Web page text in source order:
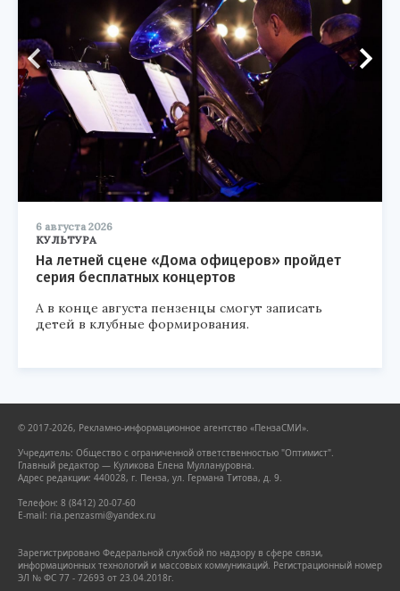
6 августа 2026
КУЛЬТУРА
На летней сцене «Дома офицеров» пройдет
серия бесплатных концертов
А в конце августа пензенцы смогут записать
детей в клубные формирования.
© 2017-2026, Рекламно-информационное агентство «ПензаСМИ».
Учредитель: Общество с ограниченной ответственностью "Оптимист".
Главный редактор — Куликова Елена Муллануровна.
Адрес редакции: 440028, г. Пенза, ул. Германа Титова, д. 9.
Телефон: 8 (8412) 20-07-60
E-mail: ria.penzasmi@yandex.ru
Зарегистрировано Федеральной службой по надзору в сфере связи,
информационных технологий и массовых коммуникаций. Регистрационный номер
ЭЛ № ФС 77 - 72693 от 23.04.2018г.